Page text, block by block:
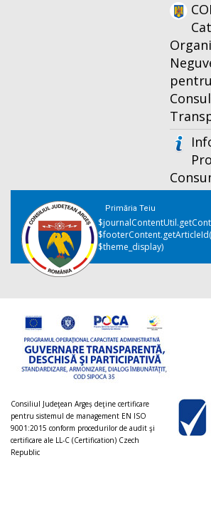
Primăria Teiu
$theme_display)
Consiliul Judeţean Argeș deţine certificare
pentru sistemul de management EN ISO
9001:2015 conform procedurilor de audit şi
certificare ale LL-C (Certification) Czech
Republic